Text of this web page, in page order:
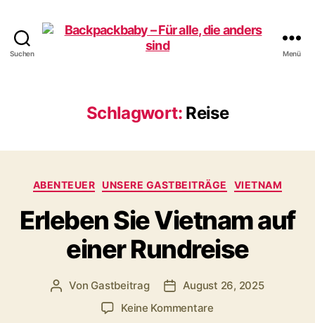
Suchen
alle,
die
sind
Menü
Schlagwort: Reise
Kategorien
ABENTEUER UNSERE GASTBEITRÄGE VIETNAM
Erleben Sie Vietnam auf
einer Rundreise
Beitragsautor
Von Gastbeitrag Veröffentlichungsdatum
August 26, 2025
Keine Kommentarezu